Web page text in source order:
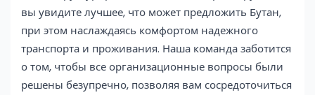
вы увидите лучшее, что может предложить Бутан,
при этом наслаждаясь комфортом надежного
транспорта и проживания. Наша команда заботится
о том, чтобы все организационные вопросы были
решены безупречно, позволяя вам сосредоточиться